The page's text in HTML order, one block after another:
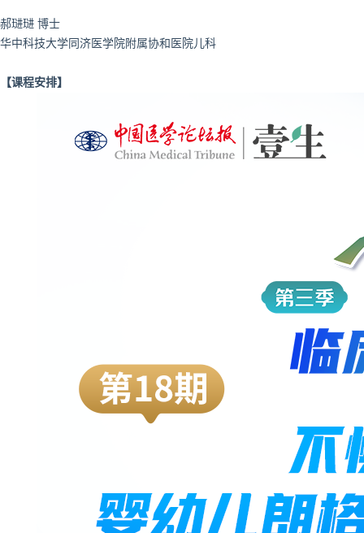
郝琎琎 博士
华中科技大学同济医学院附属协和医院儿科
【课程安排】